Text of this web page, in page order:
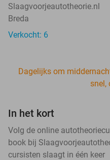
Slaagvoorjeautotheorie.nl
Breda
Verkocht: 6
Dagelijks om
snel,
In het kort
Volg de online
book bij
cursisten slaagt in één keer